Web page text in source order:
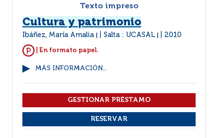
Texto impreso
Cultura y patrimonio
Ibáñez, María Amalia Salta : UCASAL 2010
| En formato papel.
MÁS INFORMACIÓN...